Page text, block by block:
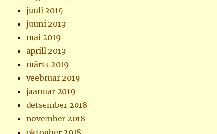
juuli 2019
juuni 2019
mai 2019
aprill 2019
märts 2019
veebruar 2019
jaanuar 2019
detsember 2018
november 2018